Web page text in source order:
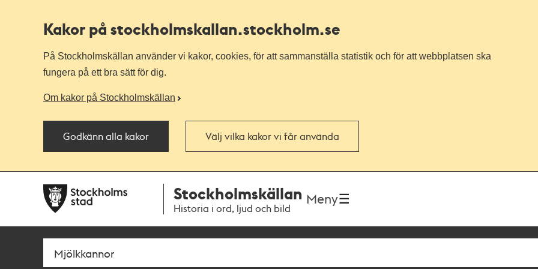
Kakor på stockholmskallan.stockholm.se
På Stockholmskällan använder vi kakor, cookies, för att sammanställa statistik och för att webbplatsen ska
fungera på ett bra sätt för dig.
Om kakor på Stockholmskällan
Godkänn alla kakor Välj vilka kakor vi får använda
navigationen
huvudinnehållet
Stockholmskällan
Historia i ord, ljud och bild
Meny
Sök